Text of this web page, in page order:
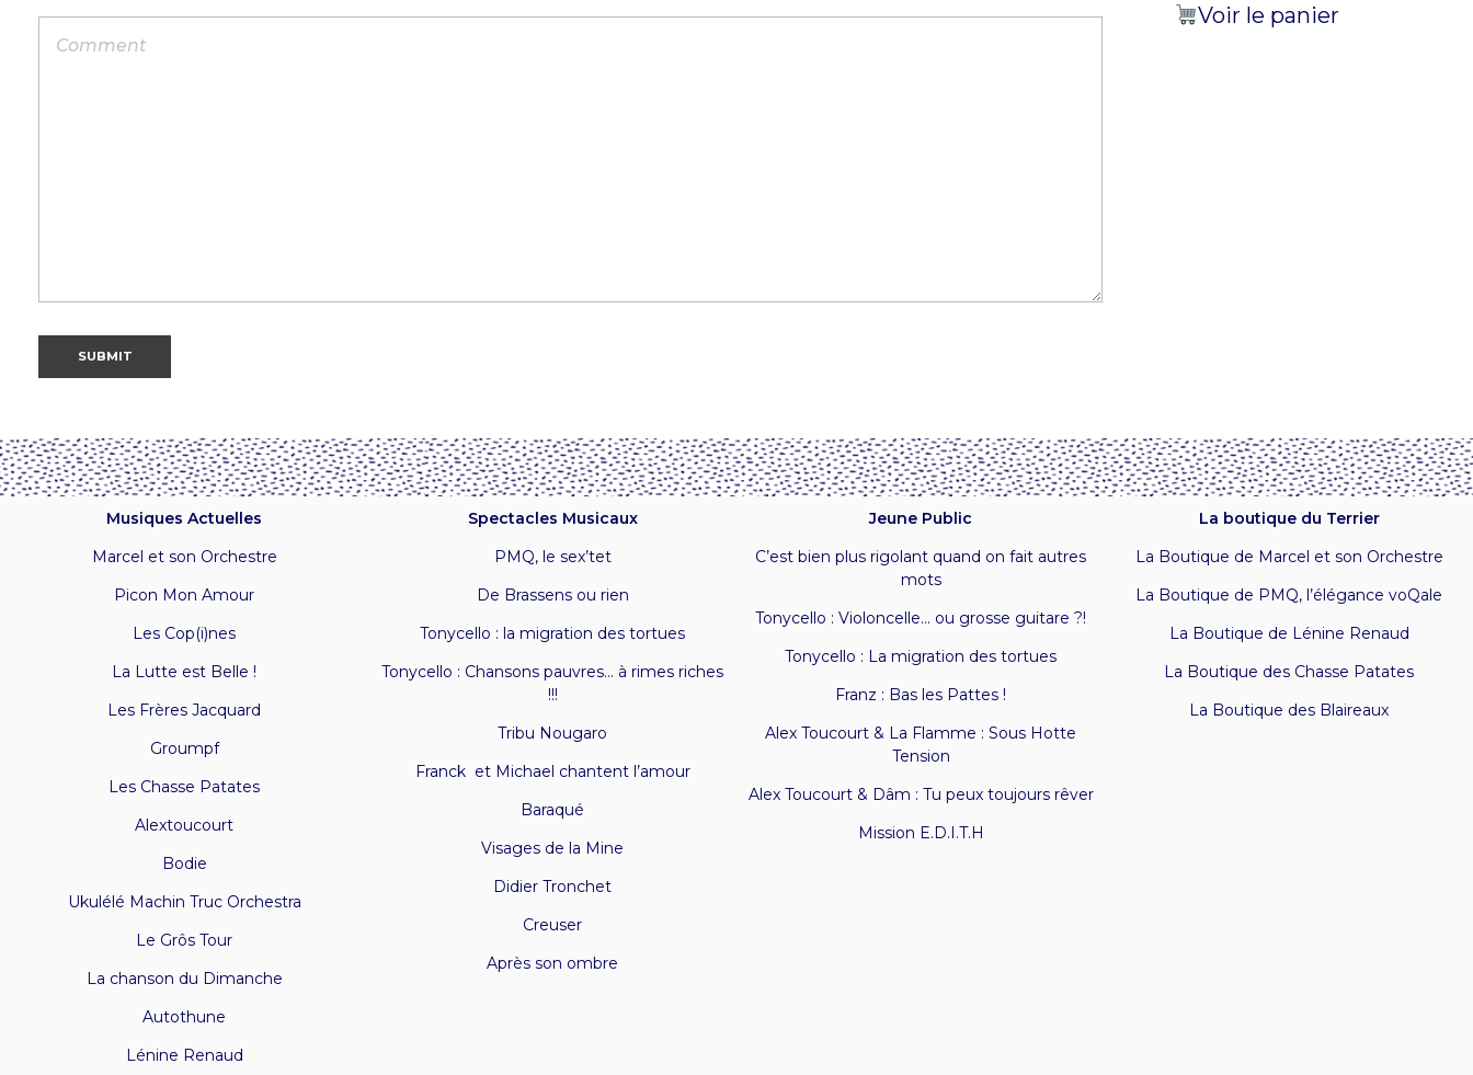
Voir le panier
Musiques Actuelles
Marcel et son Orchestre
Picon Mon Amour
Les Cop(i)nes
La Lutte est Belle !
Les Frères Jacquard
Groumpf
Les Chasse Patates
Alextoucourt
Bodie
Ukulélé Machin Truc Orchestra
Le Grôs Tour
La chanson du Dimanche
Autothune
Lénine Renaud
Spectacles Musicaux
PMQ, le sex’tet
De Brassens ou rien
Tonycello : la migration des tortues
Tonycello : Chansons pauvres… à rimes riches
!!!
Tribu Nougaro
Franck et Michael chantent l’amour
Baraqué
Visages de la Mine
Didier Tronchet
Creuser
Après son ombre
Jeune Public
C’est bien plus rigolant quand on fait autres
mots
Tonycello : Violoncelle… ou grosse guitare ?!
Tonycello : La migration des tortues
Franz : Bas les Pattes !
Alex Toucourt & La Flamme : Sous Hotte
Tension
Alex Toucourt & Dâm : Tu peux toujours rêver
Mission E.D.I.T.H
La boutique du Terrier
La Boutique de Marcel et son Orchestre
La Boutique de PMQ, l’élégance voQale
La Boutique de Lénine Renaud
La Boutique des Chasse Patates
La Boutique des Blaireaux